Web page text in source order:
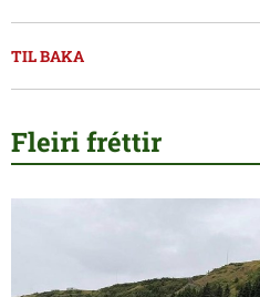
TIL BAKA
Fleiri fréttir